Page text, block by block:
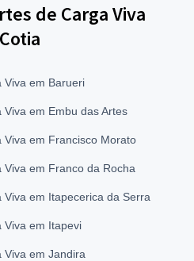
de Carga Viva
Viva em Barueri
em Embu das Artes
Viva em Francisco Morato
em Franco da Rocha
em Itapecerica da Serra
Viva em Itapevi
Viva em Jandira